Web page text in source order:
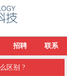
招聘 联系
区别 ?